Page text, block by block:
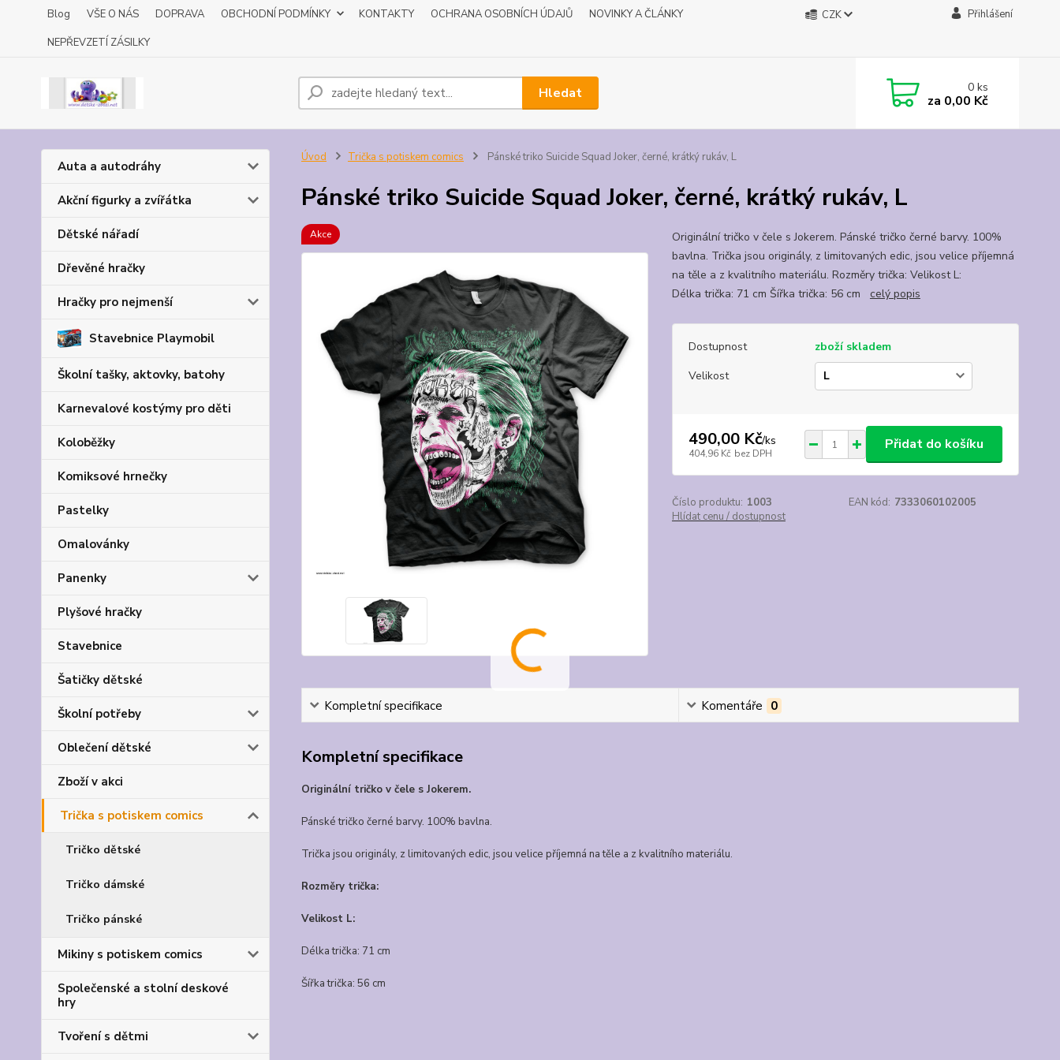
Blog VŠE O NÁS DOPRAVA OBCHODNÍ PODMÍNKY KONTAKTY OCHRANA OSOBNÍCH ÚDAJŮ
NOVINKY A ČLÁNKY
NEPŘEVZETÍ ZÁSILKY
CZK Přihlášení
Hledat 0ks
za 0,00 Kč
Auta a autodráhy
Akční figurky a zvířátka
Dětské nářadí
Dřevěné hračky
Hračky pro nejmenší
Stavebnice Playmobil
Školní tašky, aktovky, batohy
Karnevalové kostýmy pro děti
Koloběžky
Komiksové hrnečky
Pastelky
Omalovánky
Panenky
Plyšové hračky
Stavebnice
Šatičky dětské
Školní potřeby
Oblečení dětské
Zboží v akci
Trička s potiskem comics
Tričko dětské
Tričko dámské
Tričko pánské
Mikiny s potiskem comics
Společenské a stolní deskové
hry
Tvoření s dětmi
Úvod Trička s potiskem comics Pánské triko Suicide Squad Joker, černé, krátký rukáv, L
Pánské triko Suicide Squad Joker, černé, krátký rukáv, L
Akce
Originální tričko v čele s Jokerem. Pánské tričko černé barvy. 100%
bavlna. Trička jsou originály, z limitovaných edic, jsou velice příjemná
na těle a z kvalitního materiálu. Rozměry trička: Velikost L:
Délka trička: 71 cm Šířka trička: 56 cm celý popis
Dostupnost
zboží skladem
Velikost
490,00 Kč/ks
404,96 Kč bez DPH
Přidat do košíku
Číslo produktu: 1003 EAN kód: 7333060102005
Hlídat cenu / dostupnost
Kompletní specifikace Komentáře 0
Kompletní specifikace
Originální tričko v čele s Jokerem.
Pánské tričko černé barvy. 100% bavlna.
Trička jsou originály, z limitovaných edic, jsou velice příjemná na těle a z kvalitního materiálu.
Rozměry trička:
Velikost L:
Délka trička: 71 cm
Šířka trička: 56 cm